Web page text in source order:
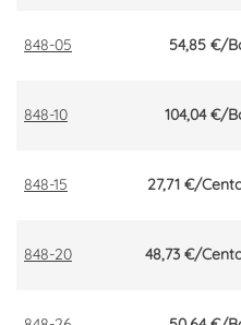
848-05 54,85 €/
848-10 104,04 €/
848-15 27,71 €/
848-20 48,73 €/